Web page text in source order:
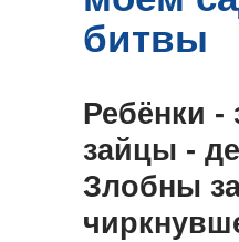
битвы
Ребёнки -
зайцы -
Злобны